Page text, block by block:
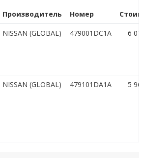
Производитель Номер
NISSAN (GLOBAL) 479001DC1A 6
NISSAN (GLOBAL) 479101DA1A 5